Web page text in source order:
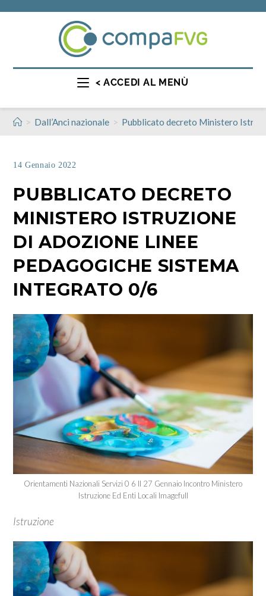
< ACCEDI AL MENÙ
> Dall’Anci nazionale > Pubblicato decreto Ministero
14 Gennaio 2022
PUBBLICATO DECRETO
MINISTERO ISTRUZIONE
DI ADOZIONE LINEE
PEDAGOGICHE SISTEMA
INTEGRATO 0/6
Orientamenti Nazionali Servizi 0 6 Il 27 Gennaio Incontro Ministero
Istruzione Ed Enti Locali Imagefull
Istruzione